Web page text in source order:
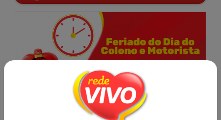
Horário Dia do Colono e do Motorista